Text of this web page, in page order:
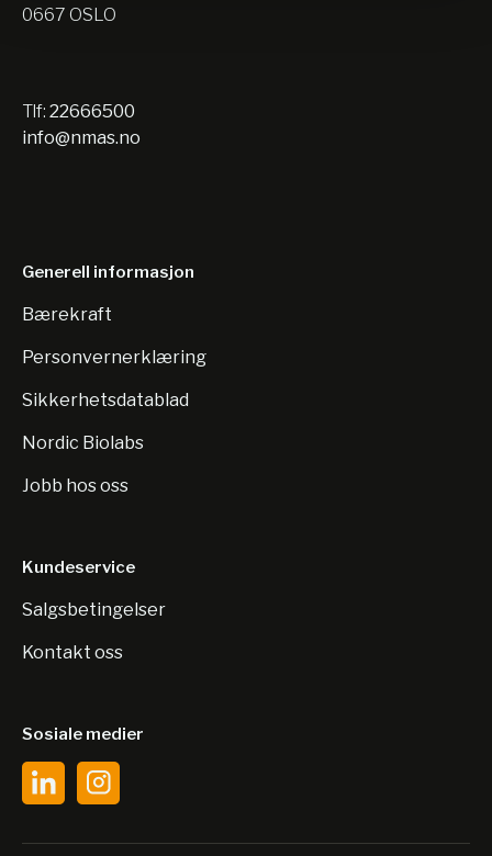
0667 OSLO
Tlf: 22666500
info@nmas.no
Generell informasjon
Bærekraft
Personvernerklæring
Sikkerhetsdatablad
Nordic Biolabs
Jobb hos oss
Kundeservice
Salgsbetingelser
Kontakt oss
Sosiale medier